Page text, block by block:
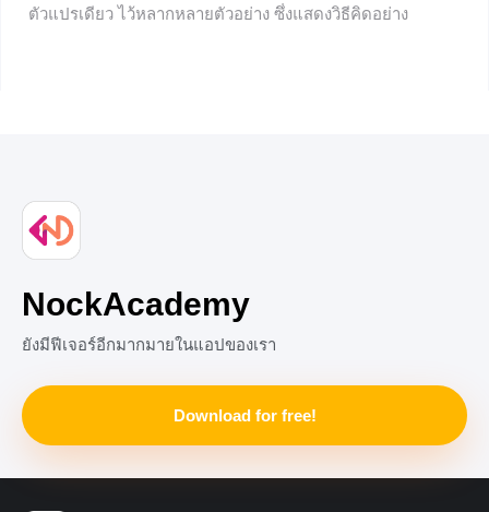
ตัวแปรเดียว ไว้หลากหลายตัวอย่าง ซึ่งแสดงวิธีคิดอย่าง
แทนความสัมพันธ์น้อยกว่าหรือเท่ากับ หรือไม่เกิน ≥ แทน
ความสัมพันธ์มากกว่าหรือเท่ากับ
NockAcademy
ยังมีฟีเจอร์อีกมากมายในแอปของเรา
Download for free!